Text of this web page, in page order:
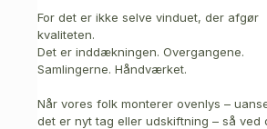
For det er ikke selve vinduet, der afgør
kvaliteten.
Det er inddækningen. Overgangene.
Samlingerne. Håndværket.
Når vores folk monterer ovenlys –
det er nyt tag eller udskiftning – så ved